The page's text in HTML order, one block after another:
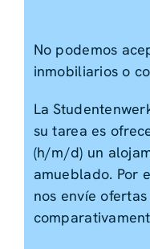
No podemos
inmobiliarios o
La
su tarea es
(h/m/d) un
amueblado. Por
nos envíe